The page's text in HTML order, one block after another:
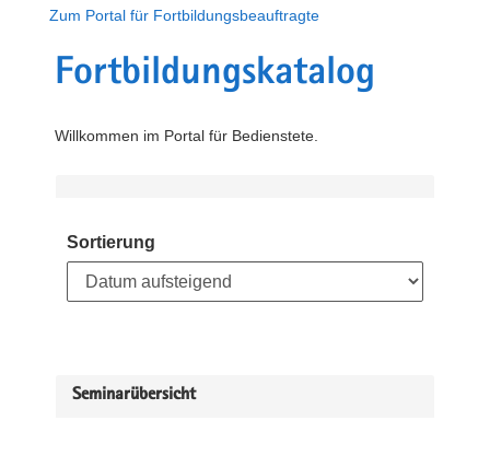
Zum Portal für Fortbildungsbeauftragte
Fortbildungskatalog
Willkommen im Portal für Bedienstete.
Sortierung
Seminarübersicht